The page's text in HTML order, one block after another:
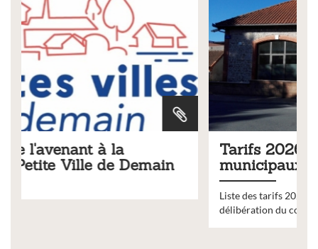
Tarifs 2026 des services
municipaux
Liste des tarifs 2026 des services municipaux,
délibération du conseil municipal du 19 décembre 2025